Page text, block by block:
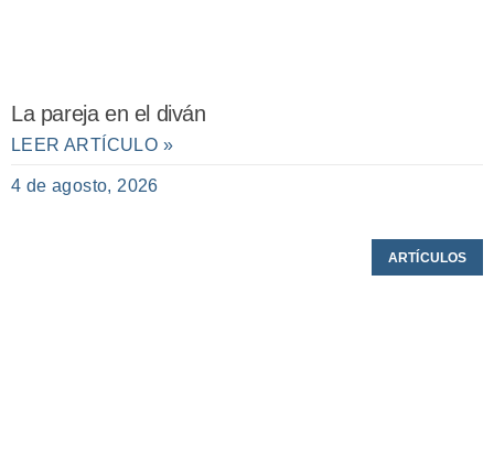
La pareja en el diván
LEER ARTÍCULO »
4 de agosto, 2026
ARTÍCULOS